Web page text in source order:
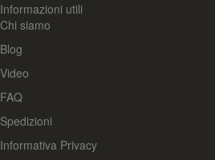
Informazioni utili
Chi siamo
Blog
Video
FAQ
Spedizioni
Informativa Privacy